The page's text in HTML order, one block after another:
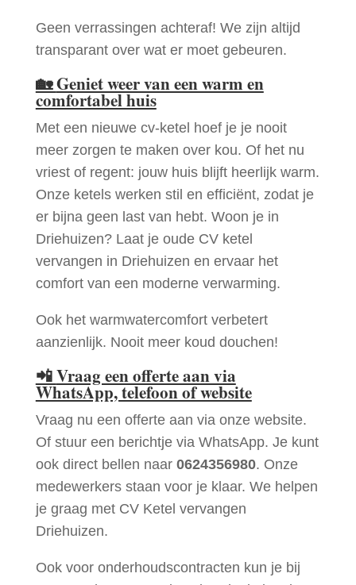
Geen verrassingen achteraf! We zijn altijd
transparant over wat er moet gebeuren.
🏡Geniet weer van een warm en
comfortabel huis
Met een nieuwe cv-ketel hoef je je nooit
meer zorgen te maken over kou. Of het nu
vriest of regent: jouw huis blijft heerlijk warm.
Onze ketels werken stil en efficiënt, zodat je
er bijna geen last van hebt. Woon je in
Driehuizen? Laat je oude CV ketel
vervangen in Driehuizen en ervaar het
comfort van een moderne verwarming.
Ook het warmwatercomfort verbetert
aanzienlijk. Nooit meer koud douchen!
📲Vraag een offerte aan via
WhatsApp, telefoon of website
Vraag nu een offerte aan via onze website.
Of stuur een berichtje via WhatsApp. Je kunt
ook direct bellen naar 0624356980. Onze
medewerkers staan voor je klaar. We helpen
je graag met CV Ketel vervangen
Driehuizen.
Ook voor onderhoudscontracten kun je bij